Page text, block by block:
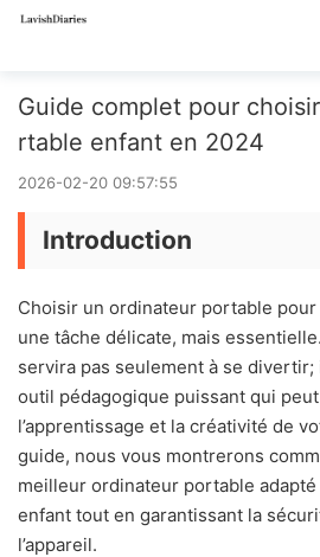
Guide complet pour
rtable enfant en 2024
2026-02-20 09:57:55
Introduction
Choisir un ordinateur portable
une tâche délicate, mais
servira pas seulement à se
outil pédagogique puissant qui
l’apprentissage et la créativité de
guide, nous vous montrerons
meilleur ordinateur portable
enfant tout en garantissant la
l’appareil.